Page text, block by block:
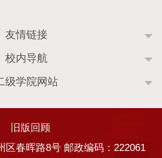
友情链接
校内导航
级学院网站
旧版回顾
区春晖路8号 邮政编码：222061